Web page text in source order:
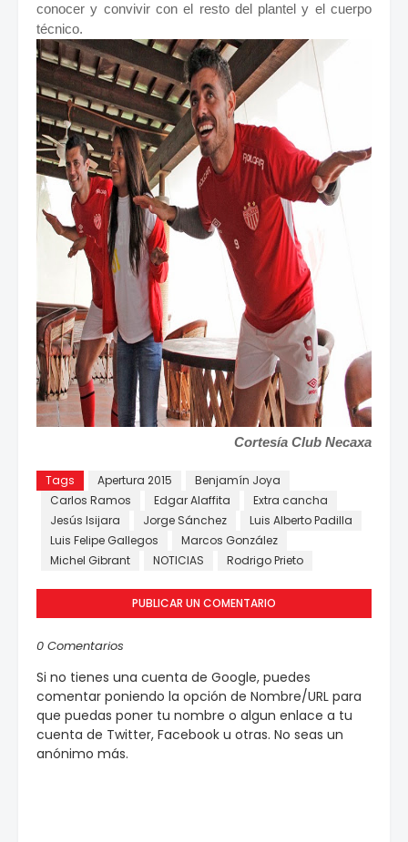
conocer y convivir con el resto del plantel y el cuerpo
técnico.
Cortesía Club Necaxa
Tags Apertura 2015
Benjamín Joya
Carlos Ramos
Edgar Alaffita
Extra cancha
Jesús Isijara
Jorge Sánchez
Luis Alberto Padilla
Luis Felipe Gallegos
Marcos González
Michel Gibrant
NOTICIAS Rodrigo Prieto
PUBLICAR UN COMENTARIO
0 Comentarios
Si no tienes una cuenta de Google, puedes
comentar poniendo la opción de Nombre/URL para
que puedas poner tu nombre o algun enlace a tu
cuenta de Twitter, Facebook u otras. No seas un
anónimo más.